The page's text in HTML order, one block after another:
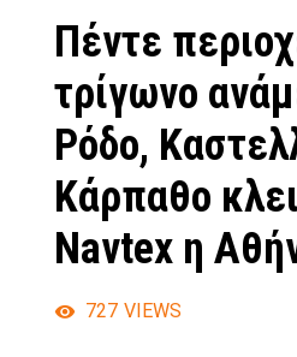
Πέντε
τρίγωνο
Ρόδο,
Κάρπαθο
Navtex η
727 VIEWS